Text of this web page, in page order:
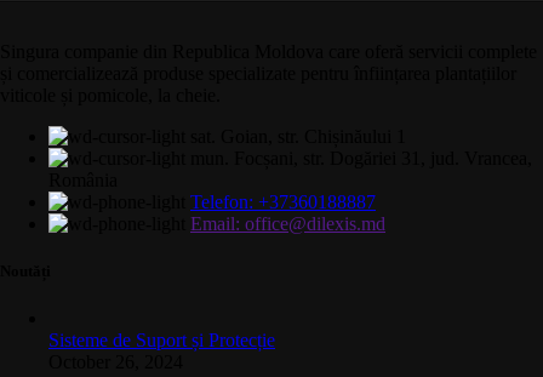
Telefon: +37360188887
Email: office@dilexis.md
Sisteme de Suport și Protecție